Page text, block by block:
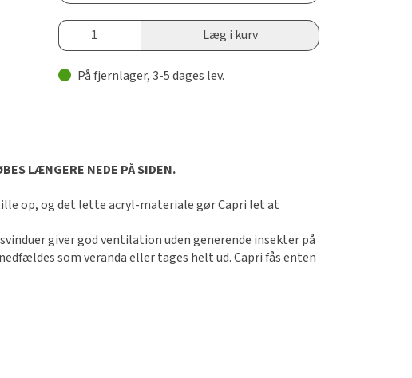
Læg i kurv
På fjernlager, 3-5 dages lev.
LÆNGERE NEDE PÅ SIDEN.
op, og det lette acryl-materiale gør Capri let at
giver god ventilation uden generende insekter på
som veranda eller tages helt ud. Capri fås enten